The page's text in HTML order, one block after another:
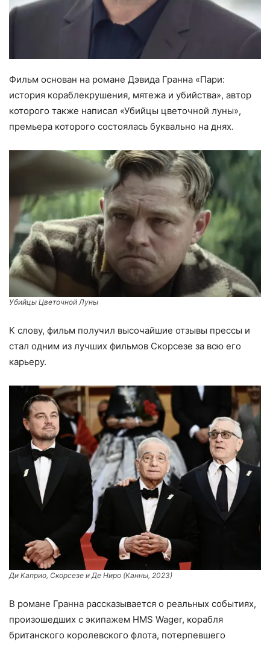
Фильм основан на романе Дэвида Гранна «Пари:
история кораблекрушения, мятежа и убийства», автор
которого также написал «Убийцы цветочной луны»,
премьера которого состоялась буквально на днях.
Убийцы Цветочной Луны
К слову, фильм получил высочайшие отзывы прессы и
стал одним из лучших фильмов Скорсезе за всю его
карьеру.
Ди Каприо, Скорсезе и Де Ниро (Канны, 2023)
В романе Гранна рассказывается о реальных событиях,
произошедших с экипажем HMS Wager, корабля
британского королевского флота, потерпевшего